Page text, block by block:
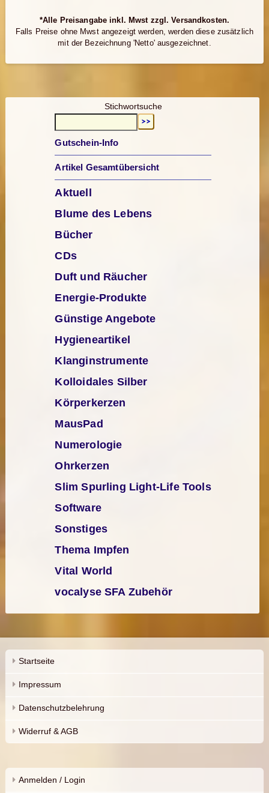
*Alle Preisangabe inkl. Mwst zzgl. Versandkosten.
Falls Preise ohne Mwst angezeigt werden, werden diese zusätzlich
mit der Bezeichnung 'Netto' ausgezeichnet.
Stichwortsuche
Gutschein-Info
Artikel Gesamtübersicht
Aktuell
Blume des Lebens
Bücher
CDs
Duft und Räucher
Energie-Produkte
Günstige Angebote
Hygieneartikel
Klanginstrumente
Kolloidales Silber
Körperkerzen
MausPad
Numerologie
Ohrkerzen
Slim Spurling Light-Life Tools
Software
Sonstiges
Thema Impfen
Vital World
vocalyse SFA Zubehör
Startseite
Impressum
Datenschutzbelehrung
Widerruf & AGB
Anmelden / Login